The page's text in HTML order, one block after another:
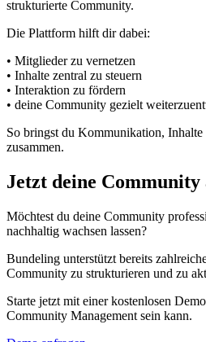
strukturierte Community.
Die Plattform hilft dir dabei:
• Mitglieder zu vernetzen
• Inhalte zentral zu steuern
• Interaktion zu fördern
• deine Community gezielt
So bringst du Kommunikation,
zusammen.
Jetzt deine
Möchtest du deine Community
nachhaltig wachsen lassen?
Bundeling unterstützt bereits
Community zu strukturieren und zu
Starte jetzt mit einer kostenlosen
Community Management sein kann.